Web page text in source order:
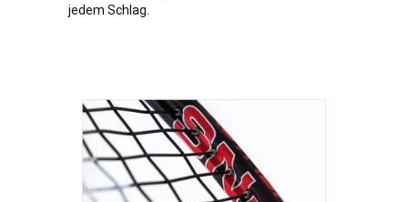
jedem Schlag.